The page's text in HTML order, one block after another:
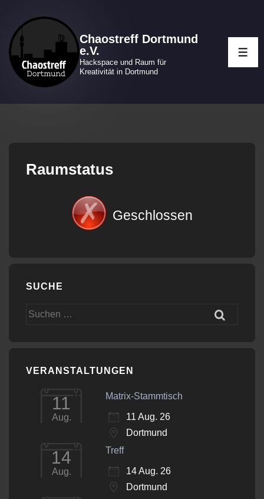
Inhalt
Chaostreff Dortmund
e.V.
Hackspace und Raum für
Kreativität in Dortmund
Raumstatus
Geschlossen
SUCHE
Suchen
VERANSTALTUNGEN
11
Aug.
Matrix-Stammtisch
11 Aug. 26
Dortmund
14
Aug.
Treff
14 Aug. 26
Dortmund